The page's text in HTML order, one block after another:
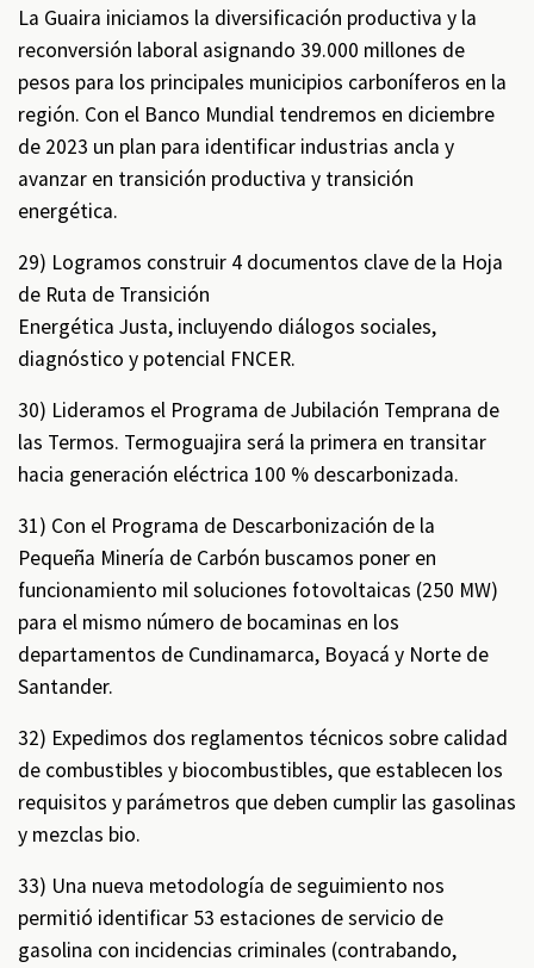
La Guaira iniciamos la diversificación productiva y la
reconversión laboral asignando 39.000 millones de
pesos para los principales municipios carboníferos en la
región. Con el Banco Mundial tendremos en diciembre
de 2023 un plan para identificar industrias ancla y
avanzar en transición productiva y transición
energética.
29) Logramos construir 4 documentos clave de la Hoja
de Ruta de Transición
Energética Justa, incluyendo diálogos sociales,
diagnóstico y potencial FNCER.
30) Lideramos el Programa de Jubilación Temprana de
las Termos. Termoguajira será la primera en transitar
hacia generación eléctrica 100 % descarbonizada.
31) Con el Programa de Descarbonización de la
Pequeña Minería de Carbón buscamos poner en
funcionamiento mil soluciones fotovoltaicas (250 MW)
para el mismo número de bocaminas en los
departamentos de Cundinamarca, Boyacá y Norte de
Santander.
32) Expedimos dos reglamentos técnicos sobre calidad
de combustibles y biocombustibles, que establecen los
requisitos y parámetros que deben cumplir las gasolinas
y mezclas bio.
33) Una nueva metodología de seguimiento nos
permitió identificar 53 estaciones de servicio de
gasolina con incidencias criminales (contrabando,